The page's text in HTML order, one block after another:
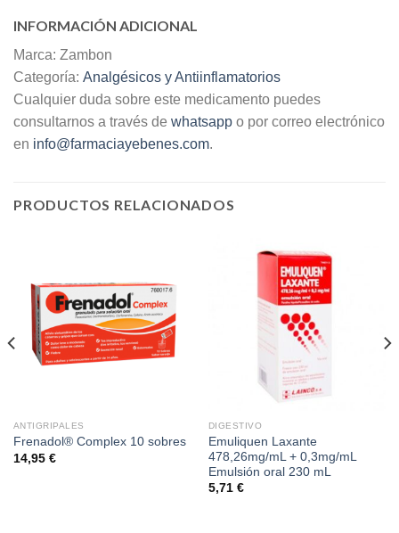
INFORMACIÓN ADICIONAL
Marca: Zambon
Categoría: Analgésicos y Antiinflamatorios
Cualquier duda sobre este medicamento puedes
consultarnos a través de whatsapp o por correo electrónico
en info@farmaciayebenes.com.
PRODUCTOS RELACIONADOS
ANTIGRIPALES
Frenadol® Complex 10 sobres
14,95 €
DIGESTIVO
Emuliquen Laxante
478,26mg/mL + 0,3mg/mL
Emulsión oral 230 mL
5,71 €